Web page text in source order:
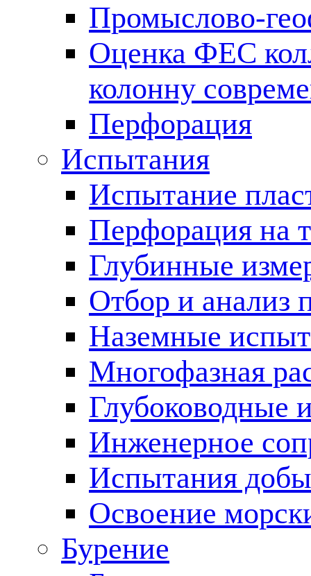
Промыслово-
Оценка ФЕС
колонну
Перфорация
Испытания
Испытание
Перфорация на
Глубинные
Отбор и анализ
Наземные
Многофазная
Глубоководные
Инженерное
Испытания
Освоение
Бурение